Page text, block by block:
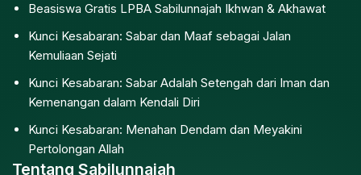
Beasiswa Gratis LPBA Sabilunnajah Ikhwan & Akhawat
Kunci Kesabaran: Sabar dan Maaf sebagai Jalan
Kemuliaan Sejati
Kunci Kesabaran: Sabar Adalah Setengah dari Iman dan
Kemenangan dalam Kendali Diri
Kunci Kesabaran: Menahan Dendam dan Meyakini
Pertolongan Allah
Tentang Sabilunnajah